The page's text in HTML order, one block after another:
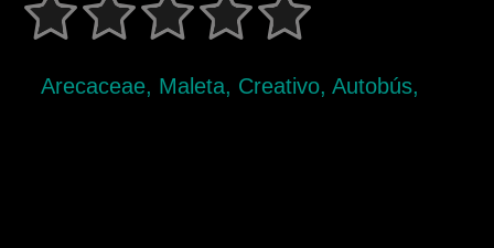
Arecaceae, Maleta, Creativo, Autobús,